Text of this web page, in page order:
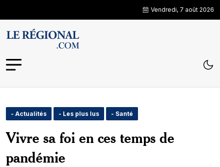
Vendredi, 7 août 2026
- Actualités - Les plus lus - Santé
Vivre sa foi en ces temps de
pandémie